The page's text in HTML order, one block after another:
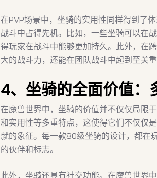
在PVP场景中，坐骑的实用性同样得到了
战斗中占得先机。比如，一些坐骑可以在
得玩家在战斗中能够更加持久。此外，在
大的战斗力，还能在团队战斗中起到至关
4、坐骑的全面价值：
在魔兽世界中，坐骑的价值并不仅仅局限
和实用性等多重特点，这使得它们不仅仅
就的象征。每一款80级坐骑的设计，都在
的伙伴和标志。
此外，坐骑还具有社交功能。在魔兽世界